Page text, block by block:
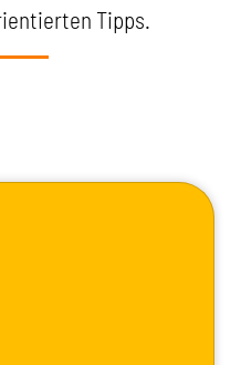
Tipps.